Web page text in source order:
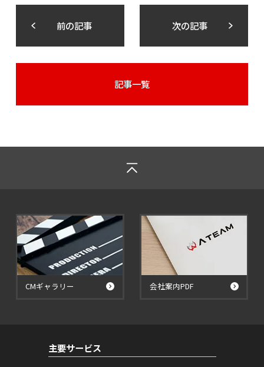
前の記事 次の記事
記事一覧
CMギャラリー 会社案内PDF
主要サービス